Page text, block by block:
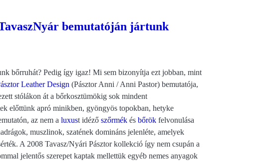
bemutatóján jártunk
bőrruhát? Pedig így igaz! Mi sem bizonyítja ezt jobban, mint
Leather Design (Pásztor Anni / Anni Pastor) bemutatója,
stólákon át a bőrkosztümökig sok mindent
előttünk apró minikben, gyöngyös topokban, hetyke
az nem a luxust idéző szőrmék és bőrök felvonulása
muszlinok, szatének domináns jelenléte, amelyek
A 2008 Tavasz/Nyári Pásztor kollekció így nem csupán a
jelentős szerepet kaptak mellettük egyéb nemes anyagok